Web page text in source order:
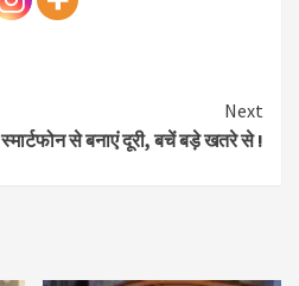
Next
स्मार्टफोन से बनाएं दूरी, बचें बड़े खतरे से !